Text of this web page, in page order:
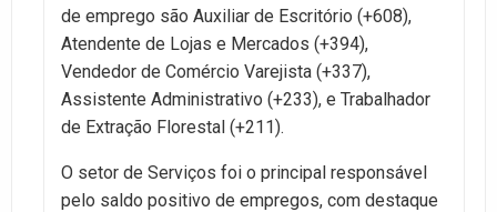
de emprego são Auxiliar de Escritório (+608),
Atendente de Lojas e Mercados (+394),
Vendedor de Comércio Varejista (+337),
Assistente Administrativo (+233), e Trabalhador
de Extração Florestal (+211).
O setor de Serviços foi o principal responsável
pelo saldo positivo de empregos, com destaque